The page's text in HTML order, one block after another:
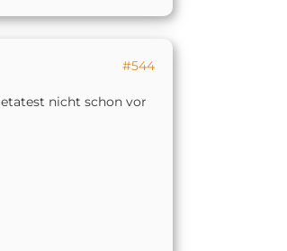
keinen
#544
nicht schon vor